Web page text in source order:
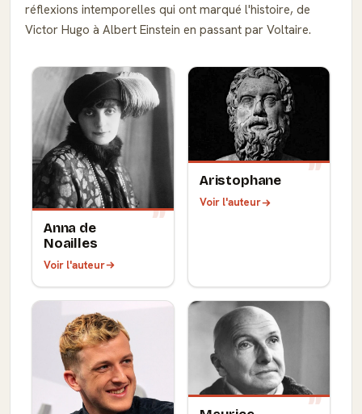
réflexions intemporelles qui ont marqué l'histoire, de
Victor Hugo à Albert Einstein en passant par Voltaire.
Anna de
Noailles
Voir l'auteur
Aristophane
Voir l'auteur